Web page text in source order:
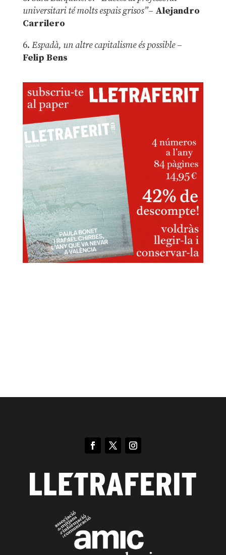
universitari té molts espais grisos”– Alejandro
Carrilero
6. Espadà, un altre capitalisme és possible –
Felip Bens